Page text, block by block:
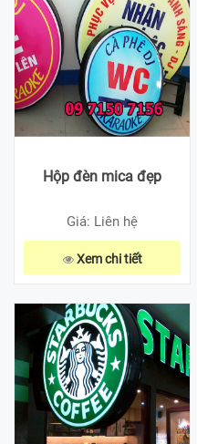
Hộp đèn mica đẹp
Giá: Liên hệ
Xem chi tiết